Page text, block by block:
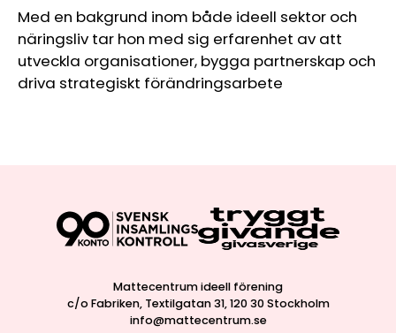
Med en bakgrund inom både ideell sektor och
näringsliv tar hon med sig erfarenhet av att
utveckla organisationer, bygga partnerskap och
driva strategiskt förändringsarbete
Mattecentrum ideell förening
c/o Fabriken, Textilgatan 31, 120 30 Stockholm
info@mattecentrum.se